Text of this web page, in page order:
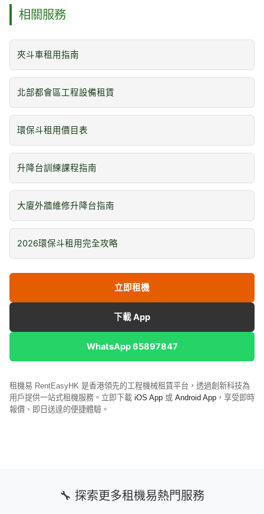
相關服務
夾斗車租用指南
北部都會區工程設備租賃
環保斗租用價目表
升降台訓練課程指南
大廈外牆維修升降台指南
2026環保斗租用完全攻略
立即租機
下載 App
WhatsApp 65897847
租機易 RentEasyHK 是香港領先的工程機械租賃平台，透過創新科技為
用戶提供一站式租機服務。立即下載 iOS App 或 Android App ，享受即時
報價、即日送達的便捷體驗。
🔧 探索更多租機易熱門服務